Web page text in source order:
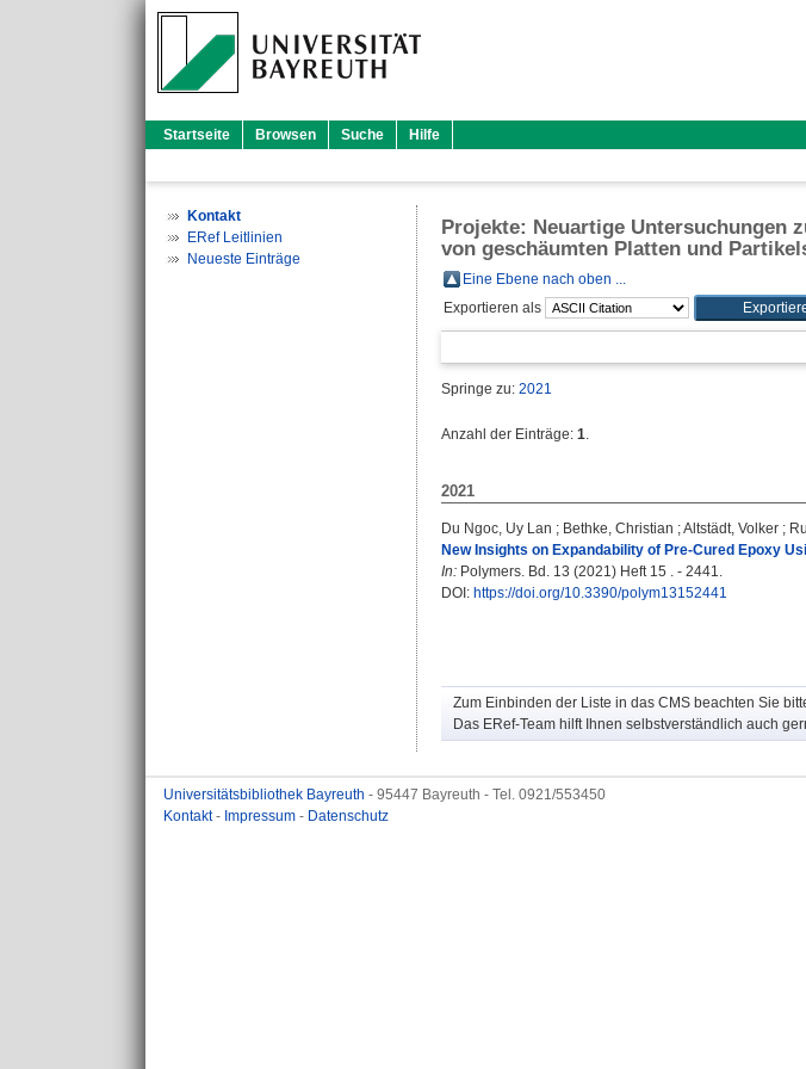
Startseite Browsen Suche Hilfe
Kontakt
ERef Leitlinien
Neueste Einträge
Projekte: Neuartige Untersuchungen
von geschäumten Platten und
Eine Ebene nach oben ...
Exportieren als
Springe zu: 2021
Anzahl der Einträge: 1.
2021
Du Ngoc, Uy Lan ; Bethke, Christian ;Altstädt, Volker ;
New Insights on Expandability of Pre-Cured Epoxy
In: Polymers. Bd. 13 (2021) Heft 15 . - 2441.
DOI: https://doi.org/10.3390/polym13152441
Zum Einbinden der Liste in das CMS beachten Sie
Das ERef-Team hilft Ihnen selbstverständlich auch
Universitätsbibliothek Bayreuth - 95447 Bayreuth - Tel. 0921/553450
Kontakt- Impressum - Datenschutz